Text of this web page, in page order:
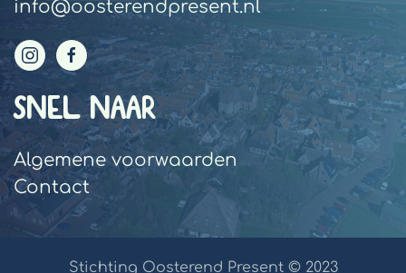
info@oosterendpresent.nl
SNEL NAAR
Algemene voorwaarden
Contact
Stichting Oosterend Present © 2023